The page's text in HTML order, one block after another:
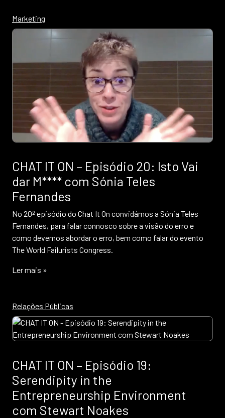
Marketing
CHAT IT ON – Episódio 20: Isto Vai
dar M**** com Sónia Teles
Fernandes
No 20º episódio do Chat It On convidámos a Sónia Teles
Fernandes, para falar connosco sobre a visão do erro e
como devemos abordar o erro, bem como falar do evento
The World Failurists Congress.
Ler mais »
Relações Públicas
CHAT IT ON – Episódio 19:
Serendipity in the
Entrepreneurship Environment
com Stewart Noakes